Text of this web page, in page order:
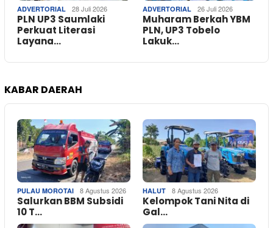
ADVERTORIAL 28 Juli 2026
PLN UP3 Saumlaki
Perkuat Literasi
Layana…
ADVERTORIAL 26 Juli 2026
Muharam Berkah YBM
PLN, UP3 Tobelo
Lakuk…
KABAR DAERAH
PULAU MOROTAI 8 Agustus 2026
Salurkan BBM Subsidi
10 T…
HALUT 8 Agustus 2026
Kelompok Tani Nita di
Gal…